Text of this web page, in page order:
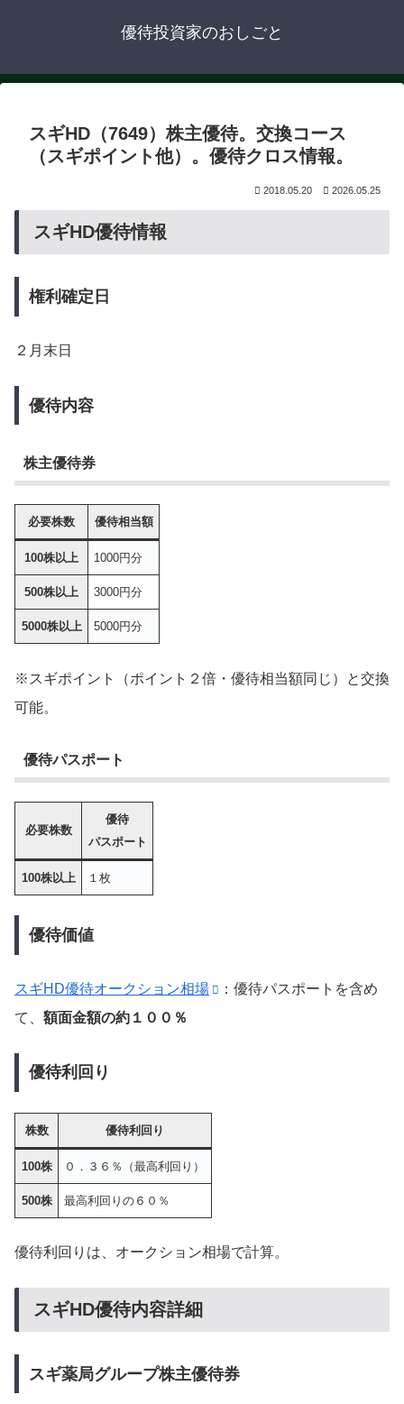
優待投資家のおしごと
スギHD（7649）株主優待。交換コース
（スギポイント他）。優待クロス情報。
2018.05.20 2026.05.25
スギHD優待情報
権利確定日
２月末日
優待内容
株主優待券
必要株数 優待相当額
100株以上 1000円分
500株以上 3000円分
5000株以上 5000円分
※スギポイント（ポイント２倍・優待相当額同じ）と交換
可能。
優待パスポート
必要株数
優待
パスポート
100株以上 １枚
優待価値
スギHD優待オークション相場
：優待パスポートを含め
て、 額面金額の約１００％
優待利回り
株数 優待利回り
100株 ０．３６％（最高利回り）
500株 最高利回りの６０％
優待利回りは、オークション相場で計算。
スギHD優待内容詳細
スギ薬局グループ株主優待券